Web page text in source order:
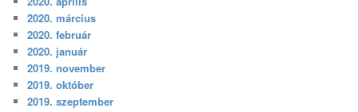
2020. március
2020. február
2020. január
2019. november
2019. október
2019. szeptember